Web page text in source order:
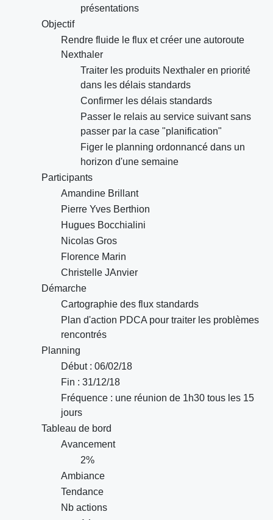
présentations
Objectif
Rendre fluide le flux et créer une autoroute
Nexthaler
Traiter les produits Nexthaler en priorité
dans les délais standards
Confirmer les délais standards
Passer le relais au service suivant sans
passer par la case "planification"
Figer le planning ordonnancé dans un
horizon d'une semaine
Participants
Amandine Brillant
Pierre Yves Berthion
Hugues Bocchialini
Nicolas Gros
Florence Marin
Christelle JAnvier
Démarche
Cartographie des flux standards
Plan d'action PDCA pour traiter les problèmes
rencontrés
Planning
Début : 06/02/18
Fin : 31/12/18
Fréquence : une réunion de 1h30 tous les 15
jours
Tableau de bord
Avancement
2%
Ambiance
Tendance
Nb actions